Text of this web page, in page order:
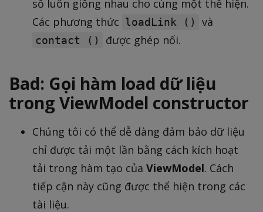
số luôn giống nhau cho cùng một thể hiện.
Các phương thức loadLink () và
contact () được ghép nối.
Bad: Gọi hàm load dữ liệu
trong ViewModel constructor
Chúng tôi có thể dễ dàng đảm bảo dữ liệu
chỉ được tải một lần bằng cách kích hoạt
tải trong hàm tạo của ViewModel. Cách
tiếp cận này cũng được thể hiện trong các
tài liệu.